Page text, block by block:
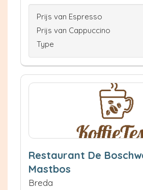
Prijs van Espresso
Prijs van Cappuccino
Type
Restaurant De
Mastbos
Breda